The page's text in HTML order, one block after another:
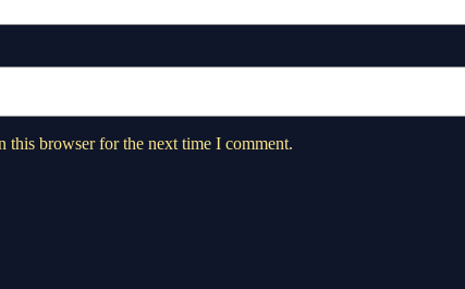
this browser for the next time I comment.